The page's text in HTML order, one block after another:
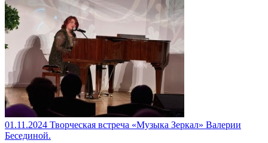
01.11.2024 Творческая встреча «Музыка Зеркал» Валерии
Бесединой.